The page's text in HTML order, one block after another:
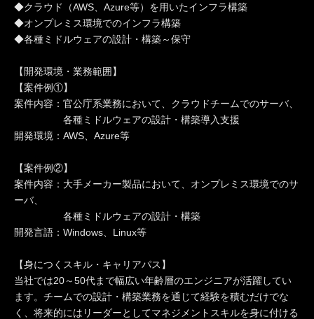
◆クラウド（AWS、Azure等）を用いたインフラ構築
◆オンプレミス環境でのインフラ構築
◆各種ミドルウェアの設計・構築～保守
【開発環境・業務範囲】
【案件例①】
案件内容：官公庁系業務において、クラウドチームでのサーバ、
各種ミドルウェアの設計・構築導入支援
開発環境：AWS、Azure等
【案件例②】
案件内容：大手メーカー製品において、オンプレミス環境でのサ
ーバ、
各種ミドルウェアの設計・構築
開発言語：Windows、Linux等
【身につくスキル・キャリアパス】
当社では20～50代まで幅広い年齢層のエンジニアが活躍してい
ます。チームでの設計・構築業務を通じて経験を積むだけでな
く、将来的にはリーダーとしてマネジメントスキルを身に付ける